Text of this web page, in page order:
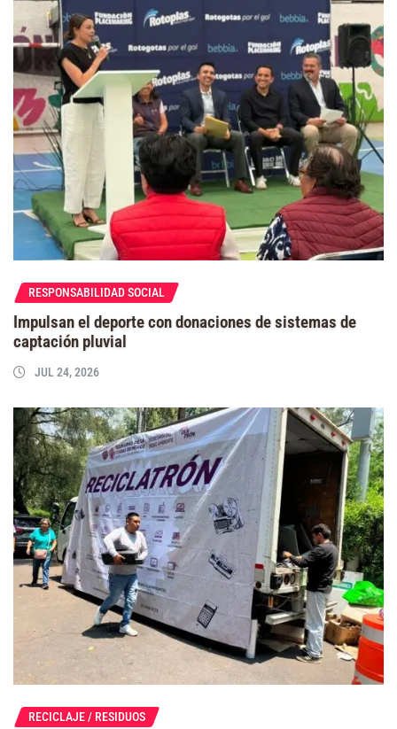
RESPONSABILIDAD SOCIAL
Impulsan el deporte con donaciones de sistemas de
captación pluvial
JUL 24, 2026
RECICLAJE / RESIDUOS